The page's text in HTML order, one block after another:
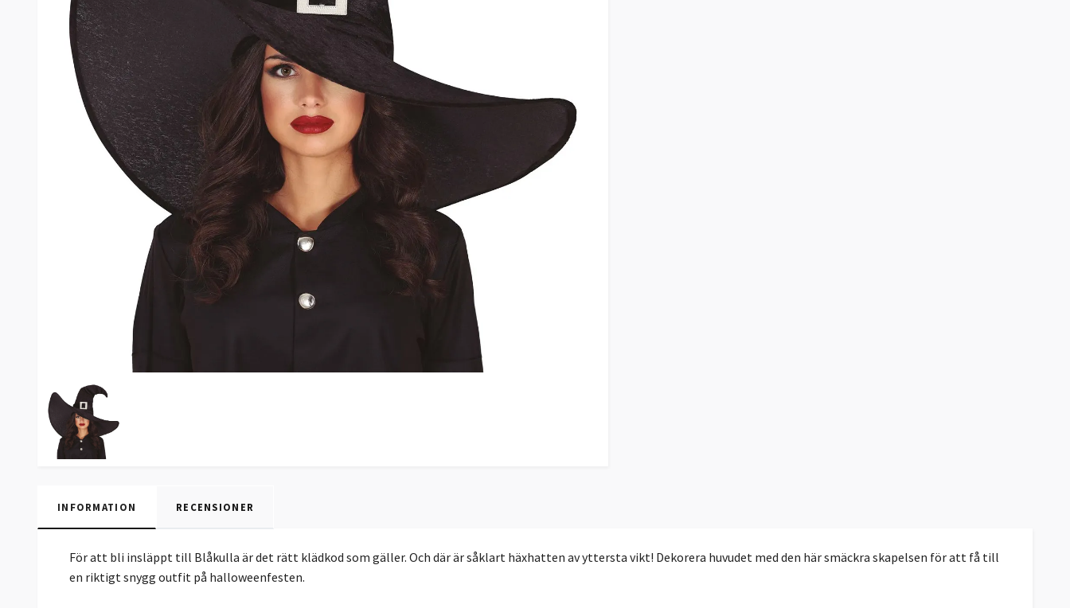
INFORMATION RECENSIONER
För att bli insläppt till Blåkulla är det rätt klädkod som gäller. Och där är såklart häxhatten av yttersta vikt! Dekorera huvudet med den här smäckra skapelsen för att få till
en riktigt snygg outfit på halloweenfesten.